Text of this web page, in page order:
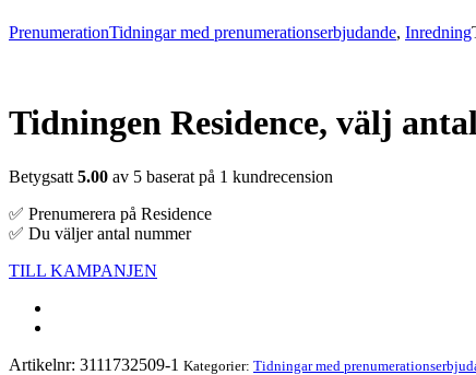
PrenumerationTidningar med prenumerationserbjudande, Inredning
Tidningen Residence, välj
Betygsatt 5.00 av 5 baserat på 1 kundrecension
✅ Prenumerera på Residence
✅ Du väljer antal nummer
TILL KAMPANJEN
Artikelnr: 3111732509-1 Kategorier: Tidningar med